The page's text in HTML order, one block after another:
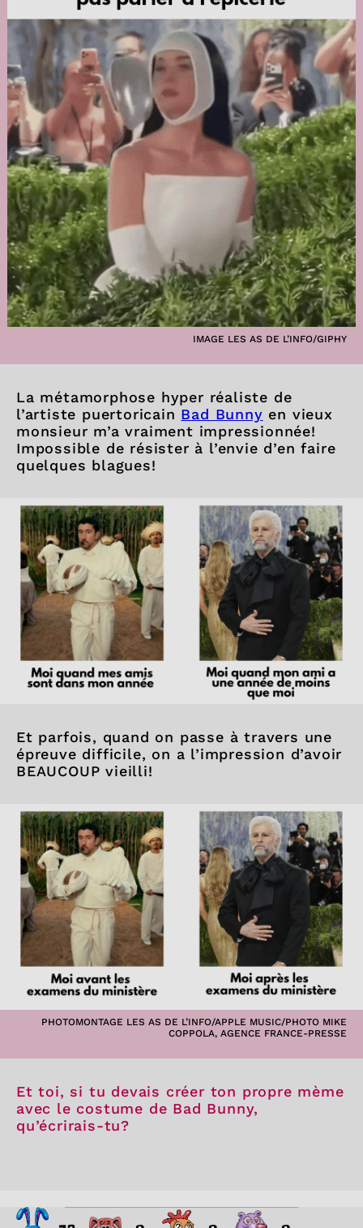
IMAGE LES AS DE L’INFO/GIPHY
La métamorphose hyper réaliste de
l’artiste puertoricain Bad Bunny en vieux
monsieur m’a vraiment impressionnée!
Impossible de résister à l’envie d’en faire
quelques blagues!
Et parfois, quand on passe à travers une
épreuve difficile, on a l’impression d’avoir
BEAUCOUP vieilli!
PHOTOMONTAGE LES AS DE L’INFO/APPLE MUSIC/PHOTO MIKE
COPPOLA, AGENCE FRANCE-PRESSE
Et toi, si tu devais créer ton propre mème
avec le costume de Bad Bunny,
qu’écrirais-tu?